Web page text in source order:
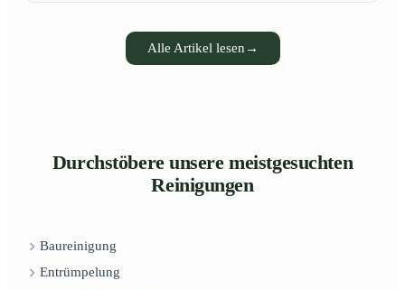
Alle Artikel lesen →
Durchstöbere unsere meistgesuchten
Reinigungen
Baureinigung
Entrümpelung